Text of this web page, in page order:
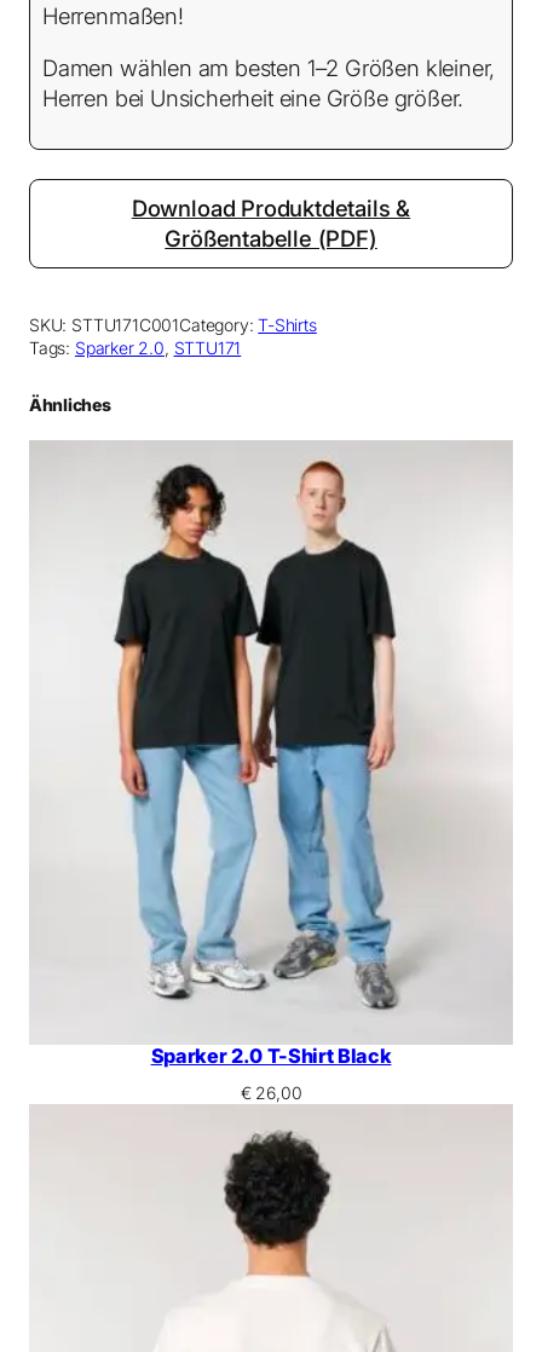
Herrenmaßen!
Damen wählen am besten 1–2 Größen kleiner,
Herren bei Unsicherheit eine Größe größer.
Download Produktdetails &
Größentabelle (PDF)
SKU: STTU171C001Category:T-Shirts
Tags: Sparker 2.0, STTU171
Ähnliches
Sparker 2.0 T-Shirt Black
€26,00